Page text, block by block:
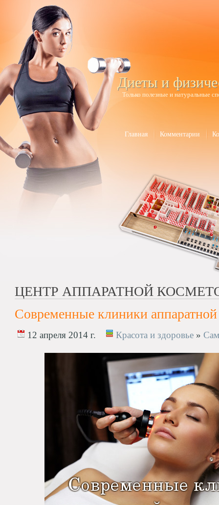
Диеты и
Только полезные и натуральные
Главная Комментарии
ЦЕНТР АППАРАТНОЙ
Современные клиники
12 апреля 2014 г. Красота и здоровье »